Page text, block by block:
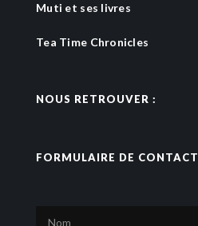
Muti et ses livres
Tea Time Chronicles
NOUS RETROUVER :
FORMULAIRE DE CONTACT